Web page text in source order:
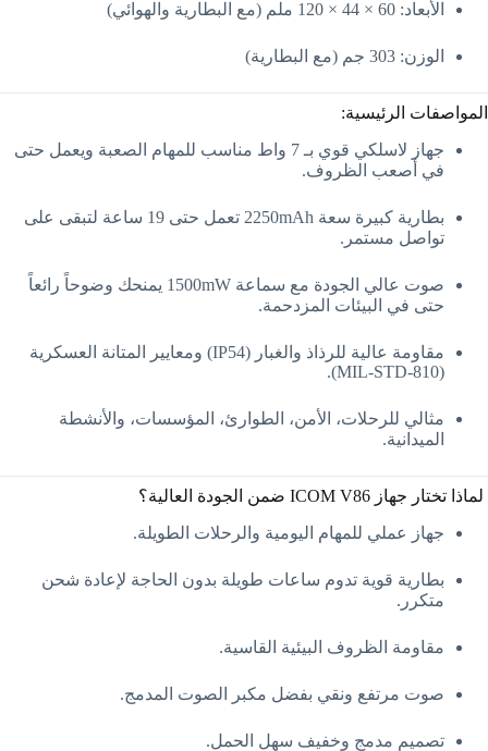
الأبعاد: 60 × 44 × 120 ملم (مع البطارية والهوائي)
الوزن: 303 جم (مع البطارية)
المواصفات الرئيسية:
جهاز لاسلكي قوي بـ 7 واط مناسب للمهام الصعبة ويعمل حتى
في أصعب الظروف.
بطارية كبيرة سعة 2250mAh تعمل حتى 19 ساعة لتبقى على
تواصل مستمر.
صوت عالي الجودة مع سماعة 1500mW يمنحك وضوحاً رائعاً
حتى في البيئات المزدحمة.
مقاومة عالية للرذاذ والغبار (IP54) ومعايير المتانة العسكرية
(MIL-STD-810).
مثالي للرحلات، الأمن، الطوارئ، المؤسسات، والأنشطة
الميدانية.
لماذا تختار جهاز ICOM V86 ضمن الجودة العالية؟
جهاز عملي للمهام اليومية والرحلات الطويلة.
بطارية قوية تدوم ساعات طويلة بدون الحاجة لإعادة شحن
متكرر.
مقاومة الظروف البيئية القاسية.
صوت مرتفع ونقي بفضل مكبر الصوت المدمج.
تصميم مدمج وخفيف سهل الحمل.